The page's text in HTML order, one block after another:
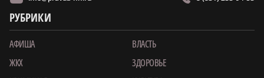
РУБРИКИ
АФИША
ВЛАСТЬ
ЖКХ
ЗДОРОВЬЕ